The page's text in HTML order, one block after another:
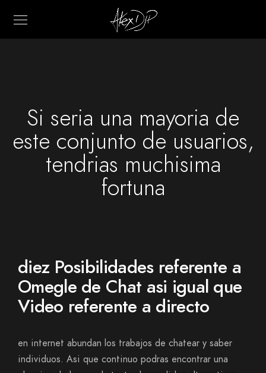
Si seri­a una mayoria de
este conjunto de usuarios,
tendri­as muchisima
fortuna
diez Posibilidades referente a
Omegle de Chat asi­ igual que
Video referente a directo
en internet abundan los trabajos de chatear y saber
individuos. Asi que continuo podras encontrar una